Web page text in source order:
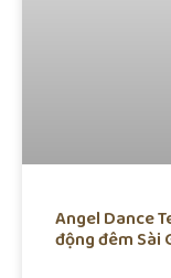
Angel Dance
động đêm Sài